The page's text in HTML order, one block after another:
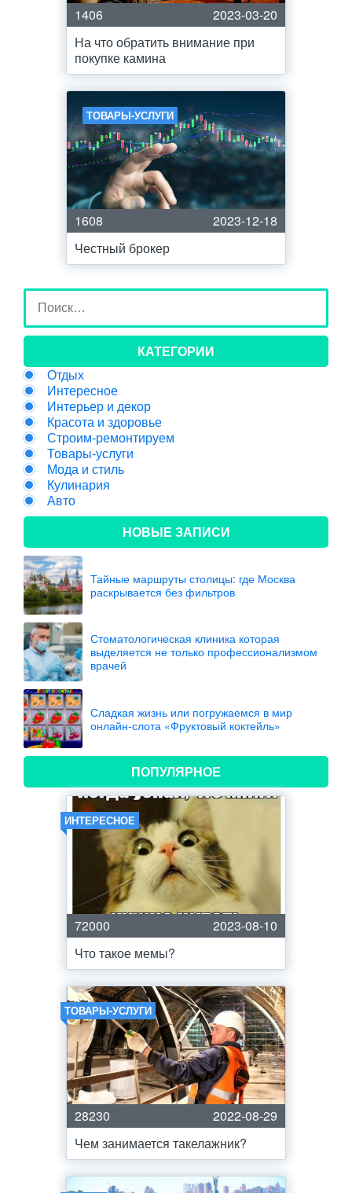
1406
2023-03-20
На что обратить внимание при
покупке камина
ТОВАРЫ-УСЛУГИ
1608
2023-12-18
Честный брокер
КАТЕГОРИИ
Отдых
Интересное
Интерьер и декор
Красота и здоровье
Строим-ремонтируем
Товары-услуги
Мода и стиль
Кулинария
Авто
НОВЫЕ ЗАПИСИ
Тайные маршруты столицы: где Москва
раскрывается без фильтров
Стоматологическая клиника которая
выделяется не только профессионализмом
врачей
Сладкая жизнь или погружаемся в мир
онлайн-слота «Фруктовый коктейль»
ПОПУЛЯРНОЕ
ИНТЕРЕСНОЕ
72000
2023-08-10
Что такое мемы?
ТОВАРЫ-УСЛУГИ
28230
2022-08-29
Чем занимается такелажник?